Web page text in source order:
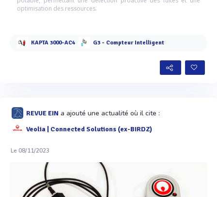
optimisation des ressources.
KAPTA 3000-AC4 G3 - Compteur Intelligent
REVUE EIN a ajouté une actualité où il cite :
Veolia | Connected Solutions (ex-BIRDZ)
Le 08/11/2023